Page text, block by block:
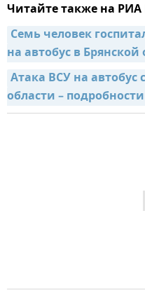
Читайте также на
Семь человек
на автобус в Брянской
Атака ВСУ на автобус
области –